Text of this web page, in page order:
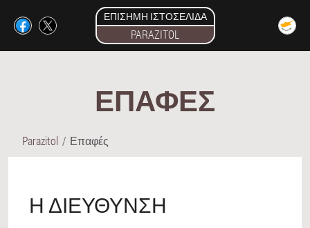
ΕΠΊΣΗΜΗ ΙΣΤΟΣΕΛΊΔΑ
PARAZITOL
ΕΠΑΦΈΣ
Parazitol Επαφές
Η ΔΙΕΎΘΥΝΣΗ